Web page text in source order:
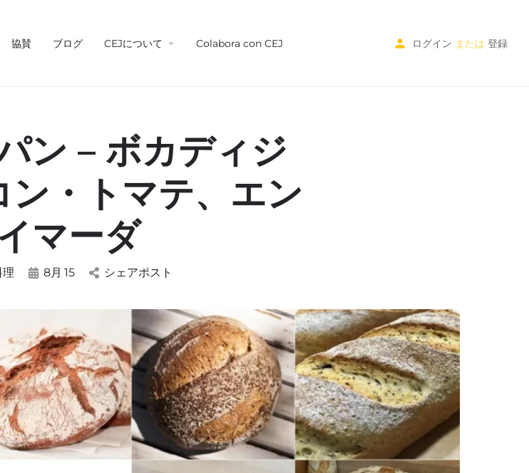
協賛 ブログ CEJについて Colabora con CEJ ログイン または 登録
ン – ボカディジ
ン・トマテ、エン
マーダ
理 8月 15 シェアポスト